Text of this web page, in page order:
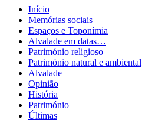
Início
Memórias sociais
Espaços e Toponímia
Alvalade em datas…
Património religioso
Património natural e ambiental
Alvalade
Opinião
História
Património
Últimas